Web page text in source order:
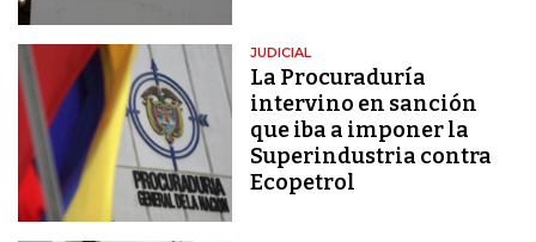
JUDICIAL
La Procuraduría
intervino en sanción
que iba a imponer la
Superindustria contra
Ecopetrol